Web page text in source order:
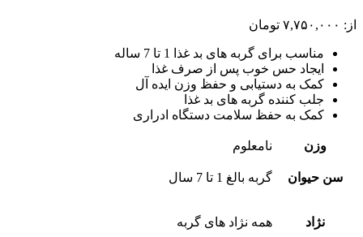
از: ۷,۷۵۰,۰۰۰ تومان
مناسب برای گربه های بد غذا 1 تا 7 ساله
ایجاد حس خوب پس از صرف غذا
کمک به دستیابی و حفظ وزن ایده آل
جلب کننده گربه های بد غذا
کمک به حفظ سلامت دستگاه ادراری
وزن نامعلوم
سن حیوان گربه بالغ 1 تا 7 سال
نژاد همه نژاد های گربه